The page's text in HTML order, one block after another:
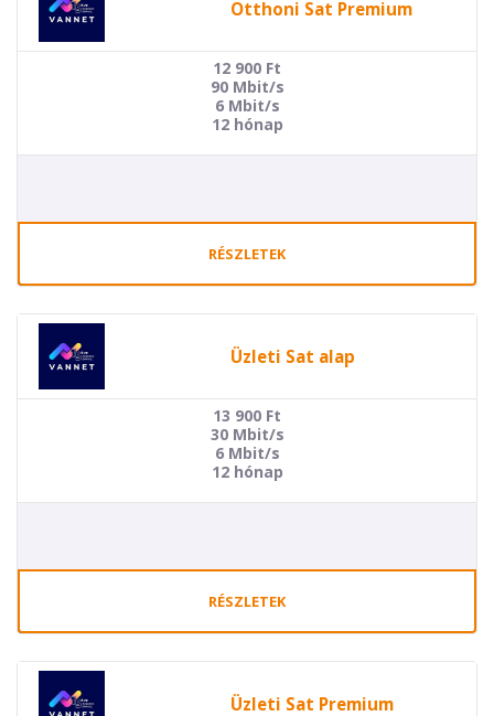
Otthoni Sat Premium
12 900 Ft
90 Mbit/s
6 Mbit/s
12 hónap
RÉSZLETEK
Üzleti Sat alap
13 900 Ft
30 Mbit/s
6 Mbit/s
12 hónap
RÉSZLETEK
Üzleti Sat Premium